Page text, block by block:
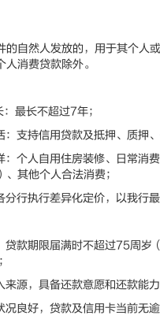
然人发放的，用于其个人或
消费贷款除外。
最长不超过7年；
持信用贷款及抵押、质押、
人自用住房装修、日常消费
其他个人合法消费；
执行差异化定价，以我行最
款期限届满时不超过75周岁
，具备还款意愿和还款能力
良好，贷款及信用卡当前无